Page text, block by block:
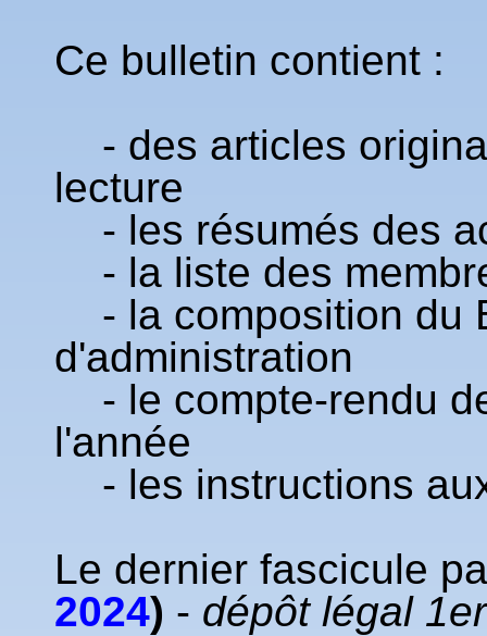
Ce bulletin contient :
- des articles
lecture
- les résumés des
- la liste des
- la composition du
d'administration
- le compte-rendu
l'année
- les instructions
Le dernier fascicule
2024) - dépôt légal